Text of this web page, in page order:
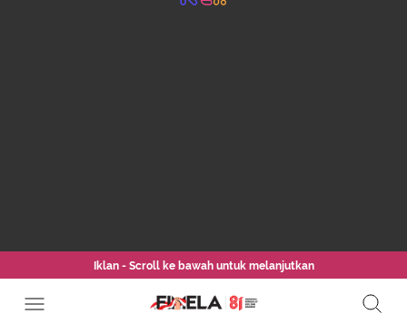
Iklan - Scroll ke bawah untuk melanjutkan